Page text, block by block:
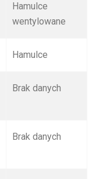
Hamulce
wentylowane
Hamulce
Brak danych
Brak danych